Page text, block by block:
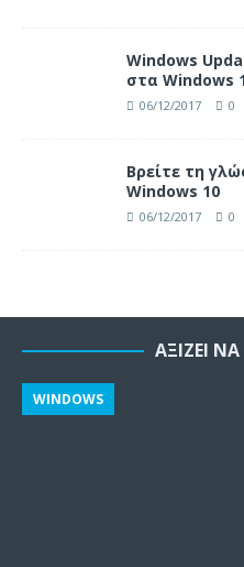
Windows
στα Windows
06/12/2017 0
Βρείτε τη
Windows 10
06/12/2017 0
ΑΞΊΖΕΙ
WINDOWS